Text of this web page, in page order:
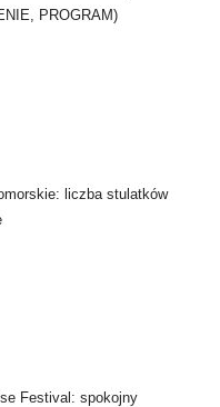
PROGRAM)
liczba stulatków
Festival: spokojny